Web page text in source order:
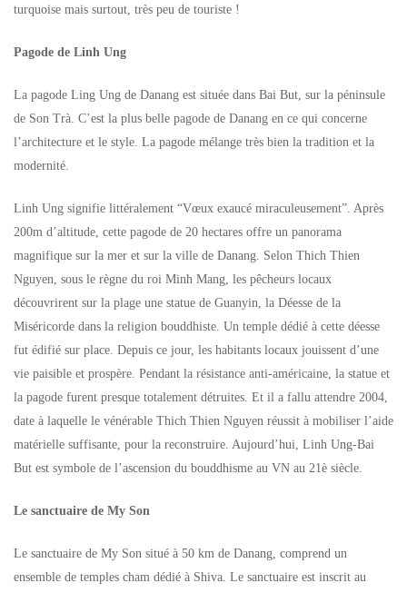
turquoise mais surtout, très peu de touriste !
Pagode de Linh Ung
La pagode Ling Ung de Danang est située dans Bai But, sur la péninsule
de Son Trà. C’est la plus belle pagode de Danang en ce qui concerne
l’architecture et le style. La pagode mélange très bien la tradition et la
modernité.
Linh Ung signifie littéralement “Vœux exaucé miraculeusement”. Après
200m d’altitude, cette pagode de 20 hectares offre un panorama
magnifique sur la mer et sur la ville de Danang. Selon Thich Thien
Nguyen, sous le règne du roi Minh Mang, les pêcheurs locaux
découvrirent sur la plage une statue de Guanyin, la Déesse de la
Miséricorde dans la religion bouddhiste. Un temple dédié à cette déesse
fut édifié sur place. Depuis ce jour, les habitants locaux jouissent d’une
vie paisible et prospère. Pendant la résistance anti-américaine, la statue et
la pagode furent presque totalement détruites. Et il a fallu attendre 2004,
date à laquelle le vénérable Thich Thien Nguyen réussit à mobiliser l’aide
matérielle suffisante, pour la reconstruire. Aujourd’hui, Linh Ung-Bai
But est symbole de l’ascension du bouddhisme au VN au 21è siècle.
Le sanctuaire de My Son
Le sanctuaire de My Son situé à 50 km de Danang, comprend un
ensemble de temples cham dédié à Shiva. Le sanctuaire est inscrit au